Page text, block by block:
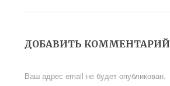
ДОБАВИТЬ КОММЕНТАРИЙ
Ваш адрес email не будет опубликован.